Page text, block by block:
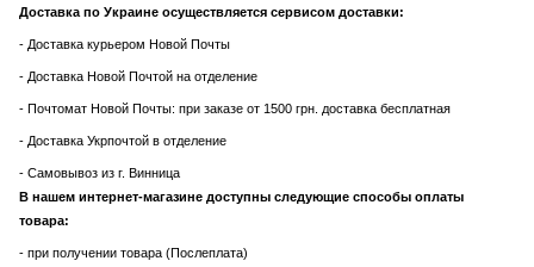
Доставка по Украине осуществляется сервисом доставки:
- Доставка курьером Новой Почты
- Доставка Новой Почтой на отделение
- Почтомат Новой Почты: при заказе от 1500 грн. доставка бесплатная
- Доставка Укрпочтой в отделение
- Самовывоз из г. Винница
В нашем интернет-магазине доступны следующие способы оплаты
товара:
- при получении товара (Послеплата)